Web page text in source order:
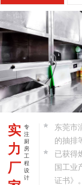
实
力
厂
专
注
厨
房
工
程
设
计
东莞市
的抽排
已获得
国工业
证书》。